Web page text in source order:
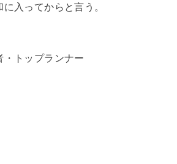
入ってからと言う。
トップランナー